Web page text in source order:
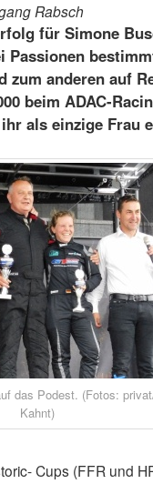
Rabsch
für Simone
Passionen
zum anderen auf
beim ADAC-
als einzige Frau
das Podest. (Fotos:
Kahnt)
Cups (FFR und